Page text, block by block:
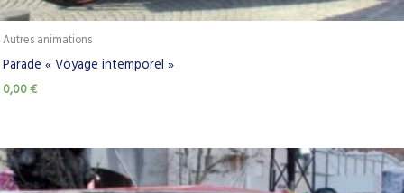
Autres animations
Parade « Voyage intemporel »
0,00€